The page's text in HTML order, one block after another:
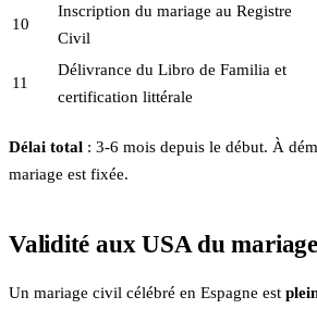
10
Inscription du mariage au Registre
Civil
11
Délivrance du Libro de Familia et
certification littérale
Délai total : 3-6 mois depuis le début. À
mariage est fixée.
Validité aux USA du
Un mariage civil célébré en Espagne est